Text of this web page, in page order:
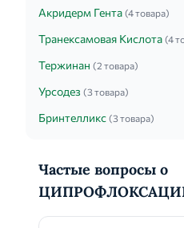
Акридерм Гента (4 товара)
Транексамовая Кислота (4
Тержинан (2 товара)
Урсодез (3 товара)
Бринтелликс (3 товара)
Частые вопросы о